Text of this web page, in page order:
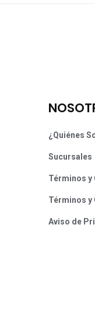
¿Quiénes
Sucursales
Términos y
Términos y
Aviso de